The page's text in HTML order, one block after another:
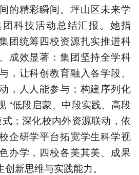
的精彩瞬间。坪山区未来学
科技活动总结汇报。她指
团统筹四校资源扎实推进科
成效显著：集团坚持全学科
，让科创教育融入各学段、
，人人能参与；构建序列化
“低段启蒙、中段实践、高段
；深化校内外资源联动，依
企研学平台拓宽学生科学视
办学，四校各美其美、成果
新思维与实践能力。